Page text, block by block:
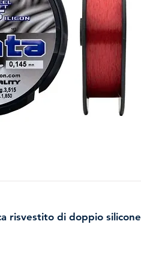
risvestito di doppio silicone